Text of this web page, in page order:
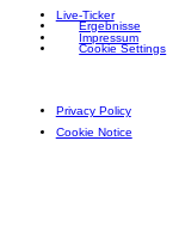
Live-Ticker
Ergebnisse
Impressum
Cookie Settings
Privacy Policy
Cookie Notice